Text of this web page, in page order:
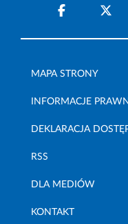
MAPA STRONY
INFORMACJE
DEKLARACJA
RSS
DLA MEDIÓW
KONTAKT